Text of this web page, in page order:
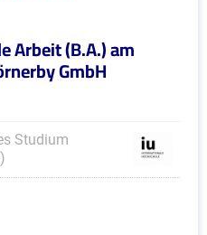
Arbeit (B.A.) am
GmbH
Studium